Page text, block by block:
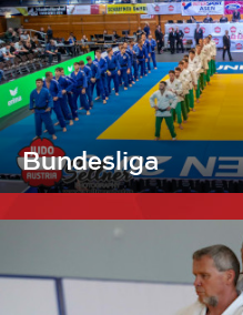
Bundesliga